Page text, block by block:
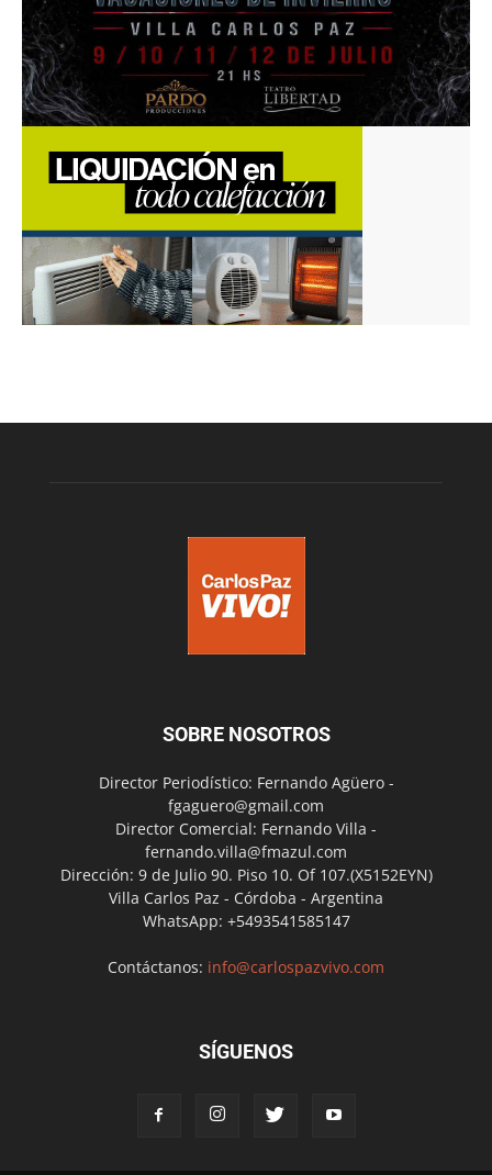
SOBRE NOSOTROS
Director Periodístico: Fernando Agüero -
fgaguero@gmail.com
Director Comercial: Fernando Villa -
fernando.villa@fmazul.com
Dirección: 9 de Julio 90. Piso 10. Of 107.(X5152EYN)
Villa Carlos Paz - Córdoba - Argentina
WhatsApp: +5493541585147
Contáctanos: info@carlospazvivo.com
SÍGUENOS